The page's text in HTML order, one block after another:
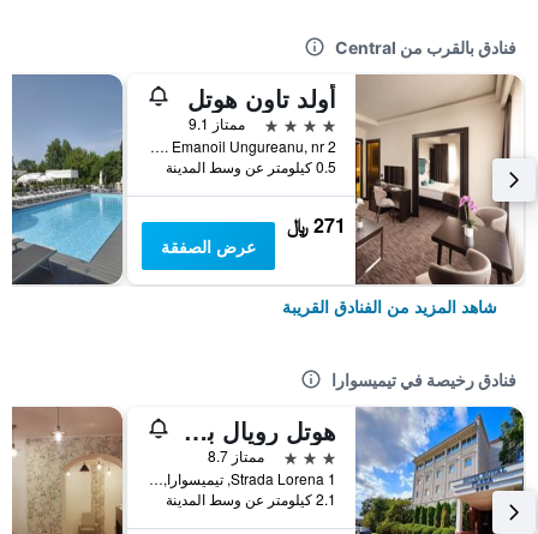
فنادق بالقرب من Central
أولد تاون هوتل
4 نجوم
ممتاز 9.1
Str. Emanoil Ungureanu, nr 2, تيميسوارا, رومانيا
0.5 كيلومتر عن وسط المدينة
271 ﷼
عرض الصفقة
شاهد المزيد من الفنادق القريبة
فنادق رخيصة في تيميسوارا
هوتل رويال بلازا
3 نجوم
ممتاز 8.7
Strada Lorena 1, تيميسوارا, رومانيا
2.1 كيلومتر عن وسط المدينة